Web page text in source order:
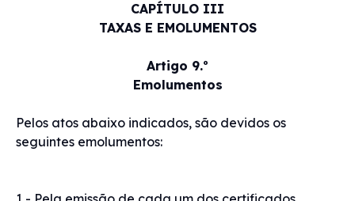
CAPÍTULO III
TAXAS E EMOLUMENTOS
Artigo 9.º
Emolumentos
Pelos atos abaixo indicados, são devidos os
seguintes emolumentos: